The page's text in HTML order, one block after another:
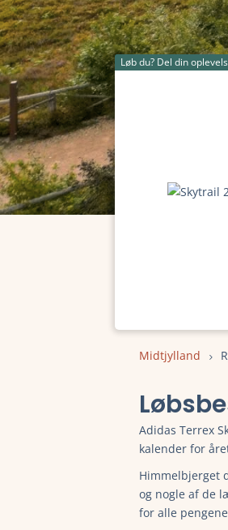
Løb du? Del din
Midtjylland
Adidas Terrex
kalender for
Himmelbjerget
og nogle af de
for alle